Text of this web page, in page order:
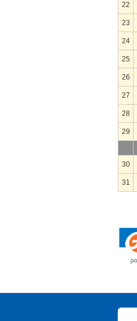
22
23
24
25
26
27
28
29
30
31